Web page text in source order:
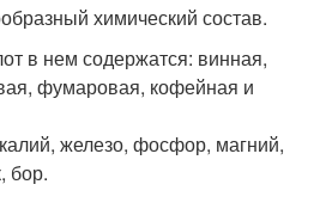
химический состав.
в нем содержатся: винная,
фумаровая, кофейная и
железо, фосфор, магний,
бор.